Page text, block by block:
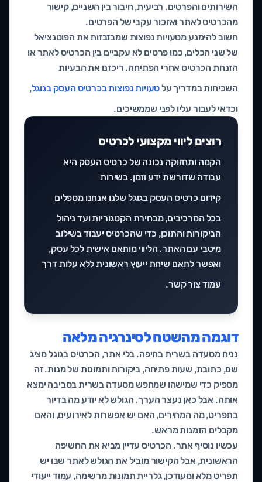
השירותים והפרטים. רביעית, חיבור בין השניים, קישור
מהכרטיס לאתר ואזכור עקבי של הפרטים.
חשוב להימנע מטעויות נפוצות שמבזבזות את הפוטנציאל
של שני הכלים, כמו פרטים לא עקביים בין הכרטיס לאתר או
הזנחת הכרטיס אחרי הפתיחה. ריכזנו את הבעיות
השכיחות במדריך עלטעויות נפוצות בכרטיס העסק בגוגל,
וכדאי לעבור עליו לפני שממשיכים.
רוצים ליווי מקצועי לכרטיס
הקמה ותחזוקה נכונה של כרטיס העסק היא
עבודה שדורשת ידע וזמן. בשירות
קידום כרטיס העסק בגוגל שלנו אנחנו מטפלים
בכל המרכיבים, מבחירת הקטגוריות ועד ניהול
הביקורות והתוכן, כדי שהכרטיס יעבוד בשילוב
מיטבי עם האתר. הליווי מותאם אישית לכל עסק,
ואפשר לתאם שיחת ייעוץ ראשונית ללא עלות דרך
עמוד צור קשר.
דוגמה מהשטח לסינרגיה מלאה
נניח מסעדה בשרית בחיפה. בלי אתר, הכרטיס בגוגל מציג
שם, כתובת, שעות פתיחה, ביקורות ותמונות של מנות. זה
מספיק כדי שמישהו שמחפש מסעדה בשרית בסביבה ימצא
אותה. אבל כאן נעצר הערך. הגולש לא יודע מה בדיור
בתפריט, מה המחירים, האם יש אפשרות לאירועים, והאם
מקבלים הזמנות מראש.
עכשיו נוסיף אתר. הכרטיס עדיין מביא את החשיפה
הראשונית, אבל הקישור מוביל את הגולש לאתר שבו יש
תפריט מלא ומעודכן, גלריית תמונות מרשימה, עמוד ייעודי